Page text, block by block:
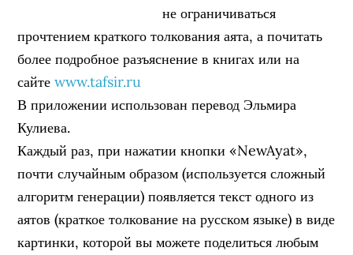
не ограничиваться
прочтением краткого толкования аята, а почитать
более подробное разъяснение в книгах или на
сайтеwww.tafsir.ru
В приложении использован перевод Эльмира
Кулиева.
Каждый раз, при нажатии кнопки «NewAyat»,
почти случайным образом (используется сложный
алгоритм генерации) появляется текст одного из
аятов (краткое толкование на русском языке) в виде
картинки, которой вы можете поделиться любым